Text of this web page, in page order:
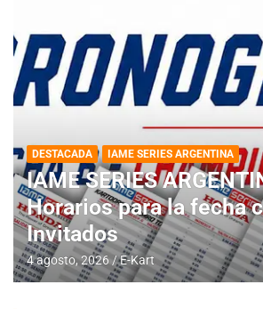
DESTACADA IAME SERIES ARGENTINA
IAME SERIES
Horarios para la fecha
Invitados
4 agosto, 2026 E-Kart